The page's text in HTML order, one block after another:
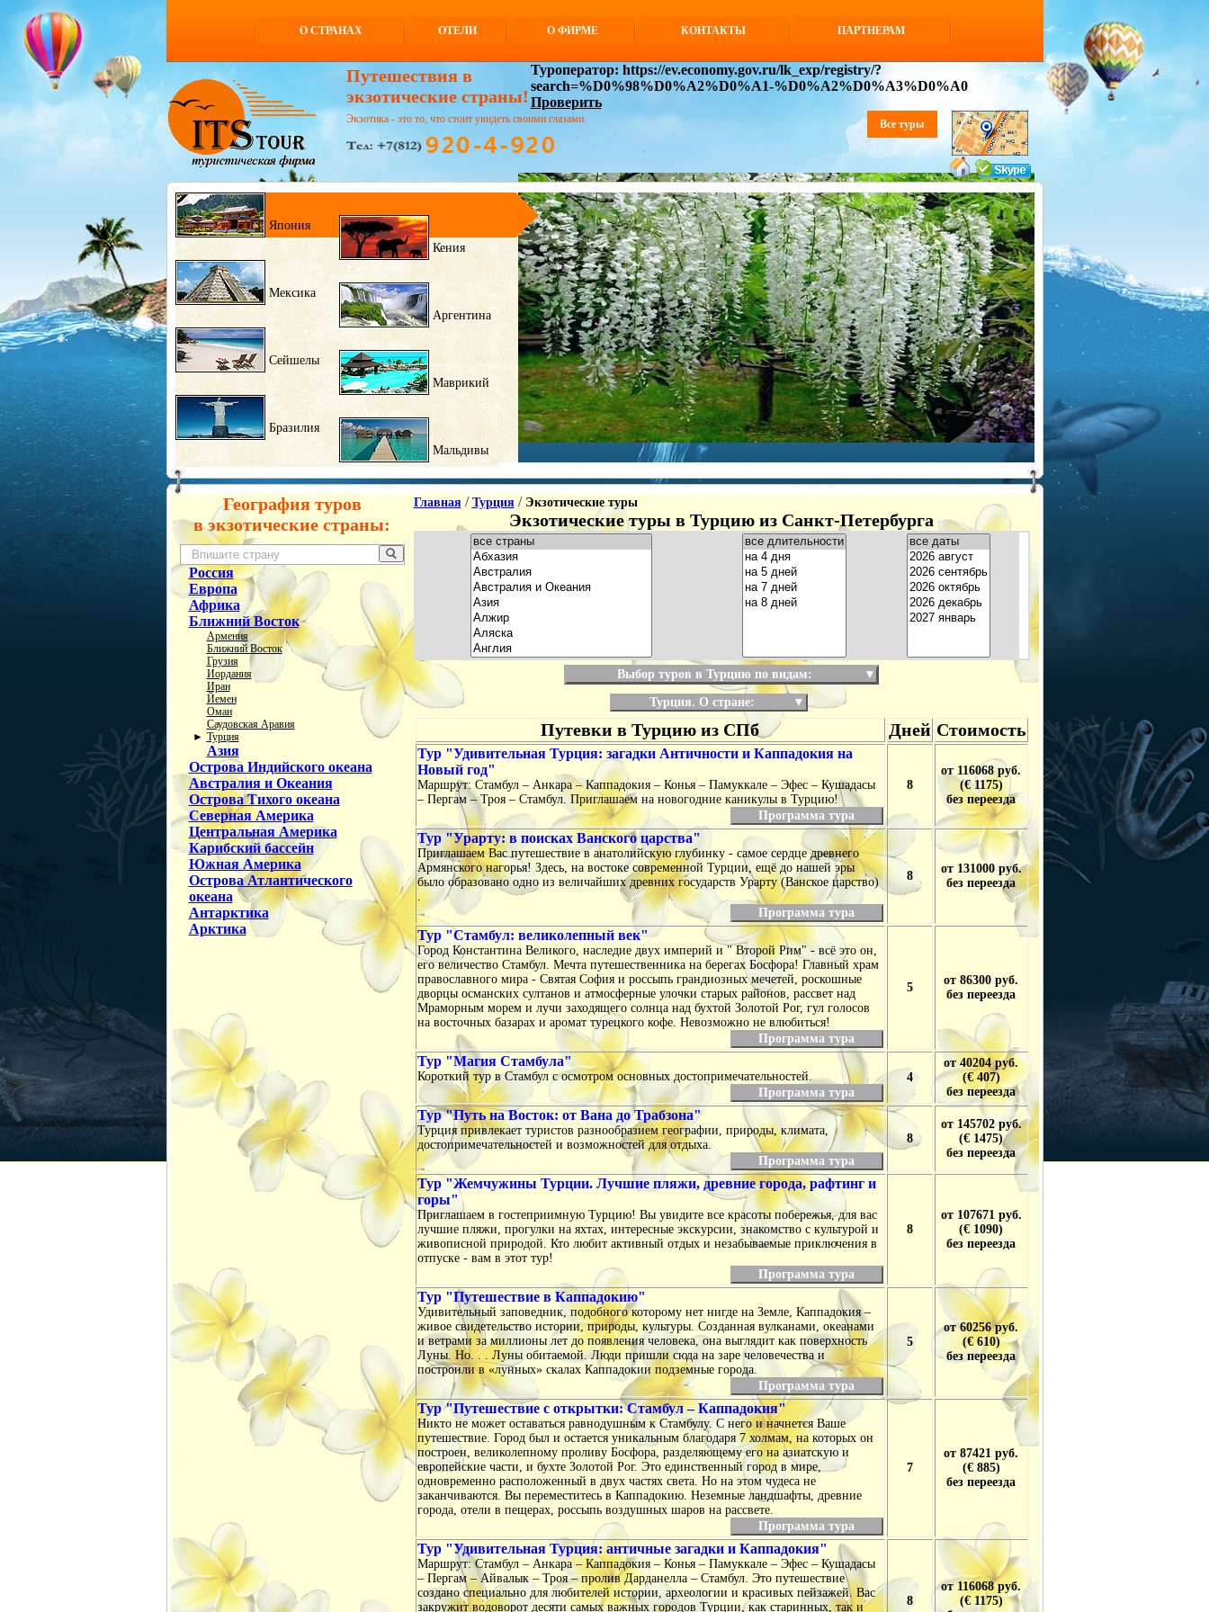
О СТРАНАХ ОТЕЛИ О ФИРМЕ КОНТАКТЫ ПАРТНЕРАМ
Путешествия в
экзотические страны!
Туроператор: https://ev.economy.gov.ru/lk_exp/registry/?
search=%D0%98%D0%A2%D0%A1-%D0%A2%D0%A3%D0%A0
Проверить
Экзотика - это то, что стоит увидеть своими глазами. Все туры
Япония
Кения
Мексика
Аргентина
Сейшелы
Маврикий
Бразилия
Мальдивы
География туров
в экзотические страны:
Россия
Европа
Африка
Ближний Восток
Армения
Ближний Восток
Грузия
Иордания
Иран
Йемен
Оман
Саудовская Аравия
► Турция
Азия
Острова Индийского океана
Австралия и Океания
Острова Тихого океана
Северная Америка
Центральная Америка
Карибский бассейн
Южная Америка
Острова Атлантического
океана
Антарктика
Арктика
Главная/ Турция/ Экзотические туры
Экзотические туры в Турцию из Санкт-Петербурга
Выбор туров в Турцию по видам: ▼
Турция. О стране: ▼
Путевки в Турцию из СПб Дней Стоимость
Тур "Удивительная Турция: загадки Античности и Каппадокия на
Новый год"
Маршрут: Стамбул – Анкара – Каппадокия – Конья – Памуккале – Эфес – Кушадасы
– Пергам – Троя – Стамбул. Приглашаем на новогодние каникулы в Турцию!
Программа тура
8
от 116068 руб.
(€ 1175)
без переезда
Тур "Урарту: в поисках Ванского царства"
Приглашаем Вас путешествие в анатолийскую глубинку - самое сердце древнего
Армянского нагорья! Здесь, на востоке современной Турции, ещё до нашей эры
было образовано одно из величайших древних государств Урарту (Ванское царство)
.
Программа тура
8
от 131000 руб.
без переезда
Тур "Стамбул: великолепный век"
Город Константина Великого, наследие двух империй и " Второй Рим" - всё это он,
его величество Стамбул. Мечта путешественника на берегах Босфора! Главный храм
православного мира - Святая София и россыпь грандиозных мечетей, роскошные
дворцы османских султанов и атмосферные улочки старых районов, рассвет над
Мраморным морем и лучи заходящего солнца над бухтой Золотой Рог, гул голосов
на восточных базарах и аромат турецкого кофе. Невозможно не влюбиться!
Программа тура
5
от 86300 руб.
без переезда
Тур "Магия Стамбула"
Короткий тур в Стамбул с осмотром основных достопримечательностей.
Программа тура
4
от 40204 руб.
(€ 407)
без переезда
Тур "Путь на Восток: от Вана до Трабзона"
Турция привлекает туристов разнообразием географии, природы, климата,
достопримечательностей и возможностей для отдыха.
Программа тура
8
от 145702 руб.
(€ 1475)
без переезда
Тур "Жемчужины Турции. Лучшие пляжи, древние города, рафтинг и
горы"
Приглашаем в гостеприимную Турцию! Вы увидите все красоты побережья, для вас
лучшие пляжи, прогулки на яхтах, интересные экскурсии, знакомство с культурой и
живописной природой. Кто любит активный отдых и незабываемые приключения в
отпуске - вам в этот тур!
Программа тура
8
от 107671 руб.
(€ 1090)
без переезда
Тур "Путешествие в Каппадокию"
Удивительный заповедник, подобного которому нет нигде на Земле, Каппадокия –
живое свидетельство истории, природы, культуры. Созданная вулканами, океанами
и ветрами за миллионы лет до появления человека, она выглядит как поверхность
Луны. Но. . . Луны обитаемой. Люди пришли сюда на заре человечества и
построили в «лунных» скалах Каппадокии подземные города.
Программа тура
5
от 60256 руб.
(€ 610)
без переезда
Тур "Путешествие с открытки: Стамбул – Каппадокия"
Никто не может оставаться равнодушным к Стамбулу. С него и начнется Ваше
путешествие. Город был и остается уникальным благодаря 7 холмам, на которых он
построен, великолепному проливу Босфора, разделяющему его на азиатскую и
европейские части, и бухте Золотой Рог. Это единственный город в мире,
одновременно расположенный в двух частях света. Но на этом чудеса не
заканчиваются. Вы переместитесь в Каппадокию. Неземные ландшафты, древние
города, отели в пещерах, россыпь воздушных шаров на рассвете.
Программа тура
7
от 87421 руб.
(€ 885)
без переезда
Тур "Удивительная Турция: античные загадки и Каппадокия"
Маршрут: Стамбул – Анкара – Каппадокия – Конья – Памуккале – Эфес – Кушадасы
– Пергам – Айвалык – Троя – пролив Дарданелла – Стамбул. Это путешествие
создано специально для любителей истории, археологии и красивых пейзажей. Вас
закружит водоворот десяти самых важных городов Турции, как старинных, так и
8
от 116068 руб.
(€ 1175)